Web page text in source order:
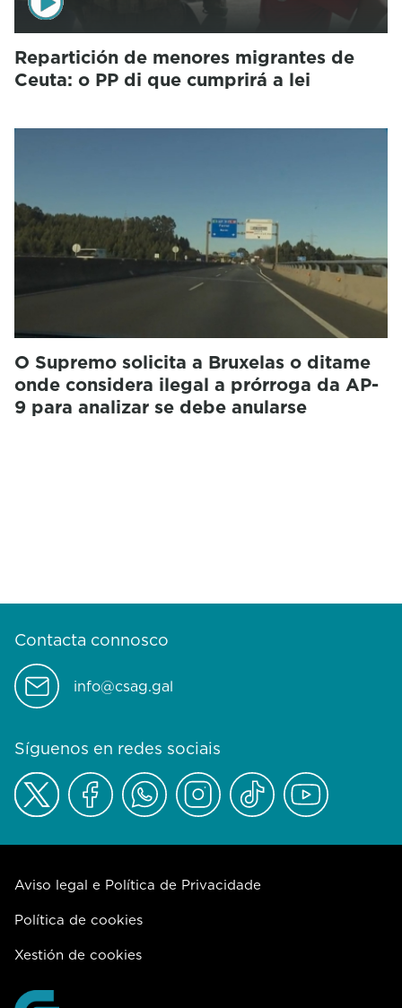
Repartición de menores migrantes de
Ceuta: o PP di que cumprirá a lei
O Supremo solicita a Bruxelas o ditame
onde considera ilegal a prórroga da AP-
9 para analizar se debe anularse
Contacta connosco
info@csag.gal
Síguenos en redes sociais
Aviso legal e Política de Privacidade
Política de cookies
Xestión de cookies